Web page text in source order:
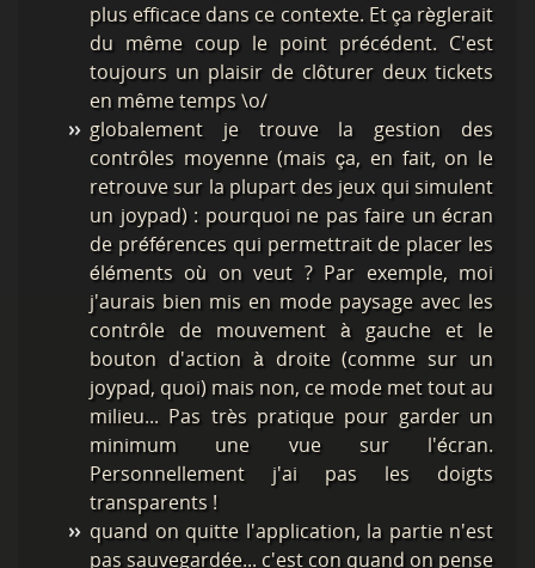
plus efficace dans ce contexte. Et ça règlerait
du même coup le point précédent. C'est
toujours un plaisir de clôturer deux tickets
en même temps \o/
globalement je trouve la gestion des
contrôles moyenne (mais ça, en fait, on le
retrouve sur la plupart des jeux qui simulent
un joypad) : pourquoi ne pas faire un écran
de préférences qui permettrait de placer les
éléments où on veut ? Par exemple, moi
j'aurais bien mis en mode paysage avec les
contrôle de mouvement à gauche et le
bouton d'action à droite (comme sur un
joypad, quoi) mais non, ce mode met tout au
milieu... Pas très pratique pour garder un
minimum une vue sur l'écran.
Personnellement j'ai pas les doigts
transparents !
quand on quitte l'application, la partie n'est
pas sauvegardée... c'est con quand on pense